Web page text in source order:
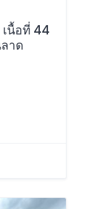
นื้อที่ 44
าด